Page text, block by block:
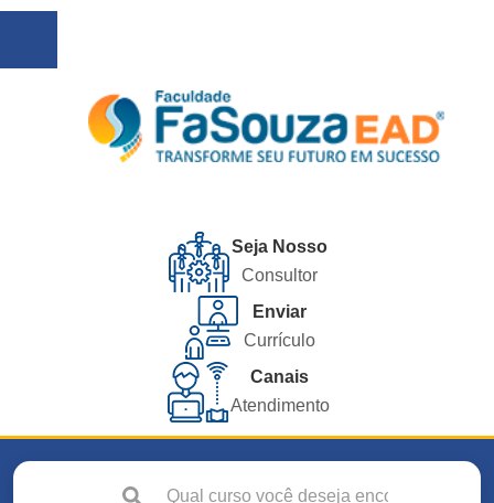
Seja Nosso
Consultor
Enviar
Currículo
Canais
Atendimento